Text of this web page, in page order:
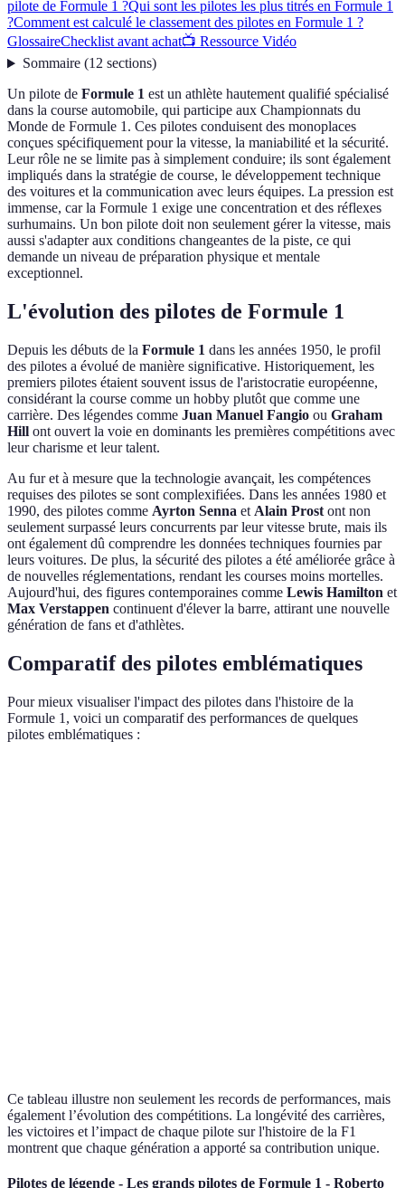
pilote de Formule 1 ?Qui sont les pilotes les plus titrés en Formule 1
?Comment est calculé le classement des pilotes en Formule 1 ?
GlossaireChecklist avant achat📺 Ressource Vidéo
Sommaire(12 sections)
Un pilote de Formule 1 est un athlète hautement qualifié spécialisé
dans la course automobile, qui participe aux Championnats du
Monde de Formule 1. Ces pilotes conduisent des monoplaces
conçues spécifiquement pour la vitesse, la maniabilité et la sécurité.
Leur rôle ne se limite pas à simplement conduire; ils sont également
impliqués dans la stratégie de course, le développement technique
des voitures et la communication avec leurs équipes. La pression est
immense, car la Formule 1 exige une concentration et des réflexes
surhumains. Un bon pilote doit non seulement gérer la vitesse, mais
aussi s'adapter aux conditions changeantes de la piste, ce qui
demande un niveau de préparation physique et mentale
exceptionnel.
L'évolution des pilotes de Formule 1
Depuis les débuts de la Formule 1 dans les années 1950, le profil
des pilotes a évolué de manière significative. Historiquement, les
premiers pilotes étaient souvent issus de l'aristocratie européenne,
considérant la course comme un hobby plutôt que comme une
carrière. Des légendes comme Juan Manuel Fangio ou Graham
Hill ont ouvert la voie en dominants les premières compétitions avec
leur charisme et leur talent.
Au fur et à mesure que la technologie avançait, les compétences
requises des pilotes se sont complexifiées. Dans les années 1980 et
1990, des pilotes comme Ayrton Senna et Alain Prost ont non
seulement surpassé leurs concurrents par leur vitesse brute, mais ils
ont également dû comprendre les données techniques fournies par
leurs voitures. De plus, la sécurité des pilotes a été améliorée grâce à
de nouvelles réglementations, rendant les courses moins mortelles.
Aujourd'hui, des figures contemporaines comme Lewis Hamilton et
Max Verstappen continuent d'élever la barre, attirant une nouvelle
génération de fans et d'athlètes.
Comparatif des pilotes emblématiques
Pour mieux visualiser l'impact des pilotes dans l'histoire de la
Formule 1, voici un comparatif des performances de quelques
pilotes emblématiques :
Ce tableau illustre non seulement les records de performances, mais
également l’évolution des compétitions. La longévité des carrières,
les victoires et l’impact de chaque pilote sur l'histoire de la F1
montrent que chaque génération a apporté sa contribution unique.
Pilotes de légende - Les grands pilotes de Formule 1 - Roberto